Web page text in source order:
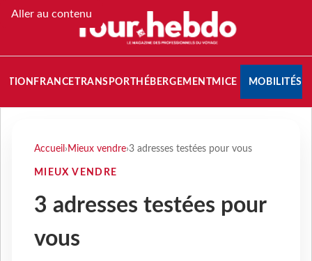
Aller au contenu
FRANCETRANSPORT HÉBERGEMENTMICE MOBILITÉS
Accueil › Mieux vendre›3 adresses testées pour vous
MIEUX VENDRE
3 adresses testées pour
vous